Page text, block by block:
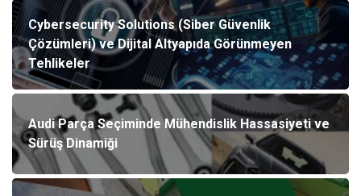
Cybersecurity Solutions (Siber Güvenlik
Çözümleri) ve Dijital Altyapıda Görünmeyen
Tehlikeler
Audi Parça Seçiminde Mühendislik Hassasiyeti ve
Sürüş Dinamiği